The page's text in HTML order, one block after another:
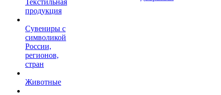
Текстильная
продукция
Сувениры с
символикой
России,
регионов,
стран
Животные